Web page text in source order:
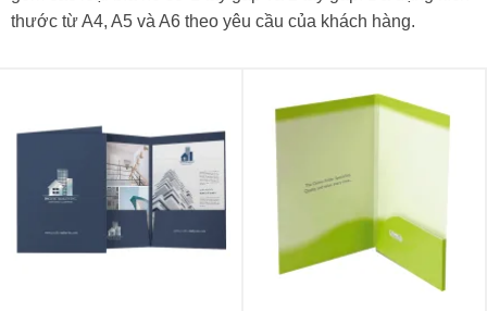
thước từ A4, A5 và A6 theo yêu cầu của khách hàng.